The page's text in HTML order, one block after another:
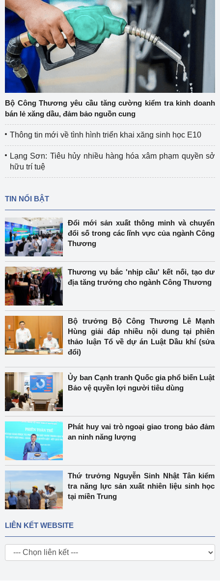
Bộ Công Thương yêu cầu tăng cường kiểm tra kinh doanh
bán lẻ xăng dầu, đảm bảo nguồn cung
Thông tin mới về tình hình triển khai xăng sinh học E10
Lạng Sơn: Tiêu hủy nhiều hàng hóa xâm phạm quyền sở
hữu trí tuệ
TIN NỔI BẬT
Đổi mới sản xuất thông minh và chuyển
đổi số trong các lĩnh vực của ngành Công
Thương
Thương vụ bắc 'nhịp cầu' kết nối, tạo dư
địa tăng trưởng cho ngành Công Thương
Bộ trưởng Bộ Công Thương Lê Mạnh
Hùng giải đáp nhiều nội dung tại phiên
thảo luận Tổ về dự án Luật Dầu khí (sửa
đổi)
Ủy ban Cạnh tranh Quốc gia phổ biến Luật
Bảo vệ quyền lợi người tiêu dùng
Phát huy vai trò ngoại giao trong bảo đảm
an ninh năng lượng
Thứ trưởng Nguyễn Sinh Nhật Tân kiểm
tra năng lực sản xuất nhiên liệu sinh học
tại miền Trung
LIÊN KẾT WEBSITE